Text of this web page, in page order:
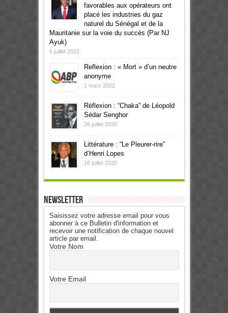
favorables aux opérateurs ont
placé les industries du gaz
naturel du Sénégal et de la
Mauritanie sur la voie du succès (Par NJ
Ayuk)
5 juillet 2022
Reflexion : « Mort » d’un neutre
anonyme
1 mars 2022
Réflexion : “Chaka” de Léopold
Sédar Senghor
26 juillet 2020
Littérature : “Le Pleurer-rire”
d’Henri Lopes
16 juillet 2020
Newsletter
Saisissez votre adresse email pour vous
abonner à ce Bulletin d'information et
recevoir une notification de chaque nouvel
article par email.
Votre Nom
Votre Email